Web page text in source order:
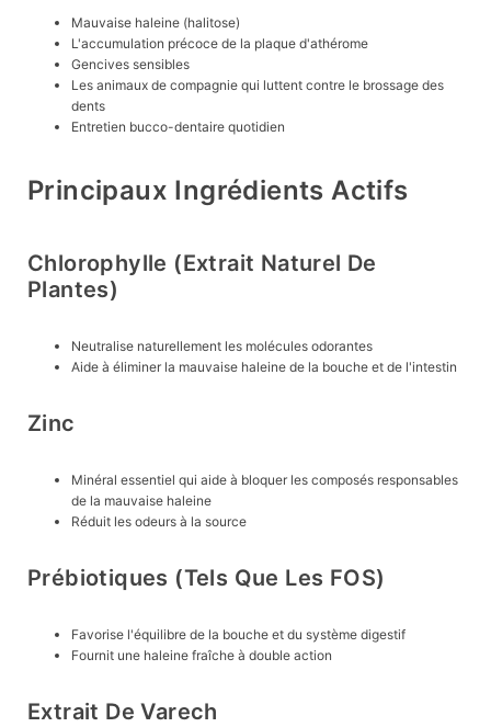
Mauvaise haleine (halitose)
L'accumulation précoce de la plaque d'athérome
Gencives sensibles
Les animaux de compagnie qui luttent contre le brossage des
dents
Entretien bucco-dentaire quotidien
Principaux Ingrédients Actifs
Chlorophylle (extrait Naturel De
Plantes)
Neutralise naturellement les molécules odorantes
Aide à éliminer la mauvaise haleine de la bouche et de l'intestin
Zinc
Minéral essentiel qui aide à bloquer les composés responsables
de la mauvaise haleine
Réduit les odeurs à la source
Prébiotiques (tels Que Les FOS)
Favorise l'équilibre de la bouche et du système digestif
Fournit une haleine fraîche à double action
Extrait De Varech